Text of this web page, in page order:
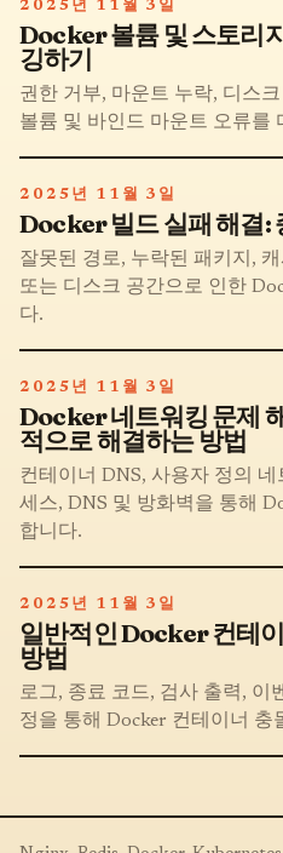
2025년 11월 3일
Docker 볼륨 및 스토리
깅하기
권한 거부, 마운트 누락, 디스
볼륨 및 바인드 마운트 오류를
2025년 11월 3일
Docker 빌드 실패 해결:
잘못된 경로, 누락된 패키지,
또는 디스크 공간으로 인한
다.
2025년 11월 3일
Docker 네트워킹 문제
적으로 해결하는 방법
컨테이너 DNS, 사용자 정의
세스, DNS 및 방화벽을 통해
합니다.
2025년 11월 3일
일반적인 Docker 컨테
방법
로그, 종료 코드, 검사 출력, 이
정을 통해 Docker 컨테이너 충